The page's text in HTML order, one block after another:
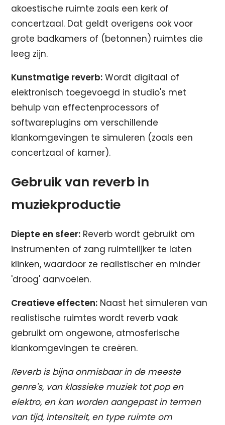
akoestische ruimte zoals een kerk of
concertzaal. Dat geldt overigens ook voor
grote badkamers of (betonnen) ruimtes die
leeg zijn.
Kunstmatige reverb: Wordt digitaal of
elektronisch toegevoegd in studio's met
behulp van effectenprocessors of
softwareplugins om verschillende
klankomgevingen te simuleren (zoals een
concertzaal of kamer).
Gebruik van reverb in
muziekproductie
Diepte en sfeer: Reverb wordt gebruikt om
instrumenten of zang ruimtelijker te laten
klinken, waardoor ze realistischer en minder
'droog' aanvoelen.
Creatieve effecten: Naast het simuleren van
realistische ruimtes wordt reverb vaak
gebruikt om ongewone, atmosferische
klankomgevingen te creëren.
Reverb is bijna onmisbaar in de meeste
genre's, van klassieke muziek tot pop en
elektro, en kan worden aangepast in termen
van tijd, intensiteit, en type ruimte om